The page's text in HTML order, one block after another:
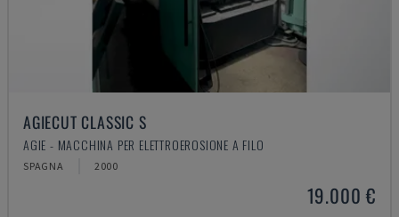
AGIECUT CLASSIC S
AGIE - MACCHINA PER ELETTROEROSIONE A FILO
SPAGNA 2000
19.000 €